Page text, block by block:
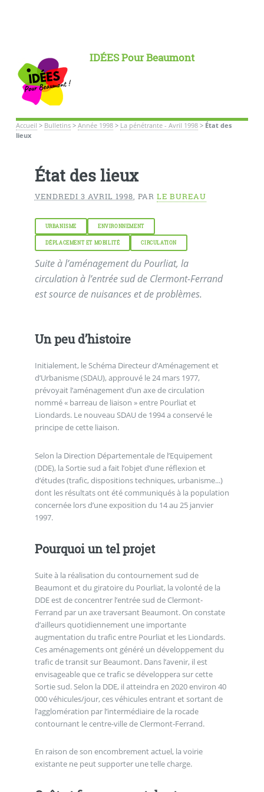
IDÉES Pour Beaumont
Accueil > Bulletins> Année 1998> La pénétrante - Avril 1998> État des
lieux
État des lieux
VENDREDI 3 AVRIL 1998, PAR LE BUREAU
URBANISME ENVIRONNEMENT
DÉPLACEMENT ET MOBILITÉ CIRCULATION
Suite à l’aménagement du Pourliat, la
circulation à l’entrée sud de Clermont-Ferrand
est source de nuisances et de problèmes.
Un peu d’histoire
Initialement, le Schéma Directeur d’Aménagement et
d’Urbanisme (SDAU), approuvé le 24 mars 1977,
prévoyait l’aménagement d’un axe de circulation
nommé « barreau de liaison » entre Pourliat et
Liondards. Le nouveau SDAU de 1994 a conservé le
principe de cette liaison.
Selon la Direction Départementale de l’Equipement
(DDE), la Sortie sud a fait l’objet d’une réflexion et
d’études (trafic, dispositions techniques, urbanisme...)
dont les résultats ont été communiqués à la population
concernée lors d’une exposition du 14 au 25 janvier
1997.
Pourquoi un tel projet
Suite à la réalisation du contournement sud de
Beaumont et du giratoire du Pourliat, la volonté de la
DDE est de concentrer l’entrée sud de Clermont-
Ferrand par un axe traversant Beaumont. On constate
d’ailleurs quotidiennement une importante
augmentation du trafic entre Pourliat et les Liondards.
Ces aménagements ont généré un développement du
trafic de transit sur Beaumont. Dans l’avenir, il est
envisageable que ce trafic se développera sur cette
Sortie sud. Selon la DDE, il atteindra en 2020 environ 40
000 véhicules/jour, ces véhicules entrant et sortant de
l’agglomération par l’intermédiaire de la rocade
contournant le centre-ville de Clermont-Ferrand.
En raison de son encombrement actuel, la voirie
existante ne peut supporter une telle charge.